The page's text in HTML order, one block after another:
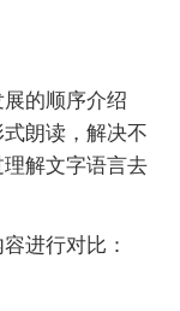
的顺序介绍
朗读，解决不
解文字语言去
进行对比：